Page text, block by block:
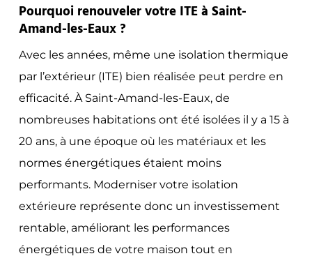
Pourquoi renouveler votre ITE à Saint-
Amand-les-Eaux ?
Avec les années, même une isolation thermique
par l’extérieur (ITE) bien réalisée peut perdre en
efficacité. À Saint-Amand-les-Eaux, de
nombreuses habitations ont été isolées il y a 15 à
20 ans, à une époque où les matériaux et les
normes énergétiques étaient moins
performants. Moderniser votre isolation
extérieure représente donc un investissement
rentable, améliorant les performances
énergétiques de votre maison tout en